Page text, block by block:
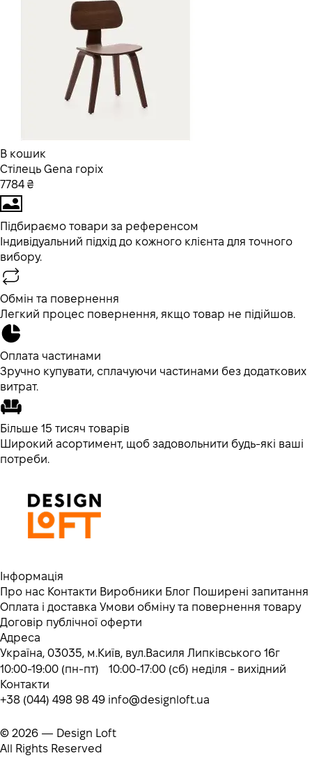
В кошик
Стілець Gena горіх
7784 ₴
Підбираємо товари за референсом
Індивідуальний підхід до кожного клієнта для точного
вибору.
Обмін та повернення
Легкий процес повернення, якщо товар не підійшов.
Оплата частинами
Зручно купувати, сплачуючи частинами без додаткових
витрат.
Більше 15 тисяч товарів
Широкий асортимент, щоб задовольнити будь-які ваші
потреби.
Інформація
Про нас Контакти Виробники Блог Поширені запитання
Оплата і доставка Умови обміну та повернення товару
Договір публічної оферти
Адреса
Україна, 03035, м.Київ, вул.Василя Липківського 16г
10:00-19:00 (пн-пт) 10:00-17:00 (сб) неділя - вихідний
Контакти
+38 (044) 498 98 49 info@designloft.ua
© 2026 — Design Loft
All Rights Reserved